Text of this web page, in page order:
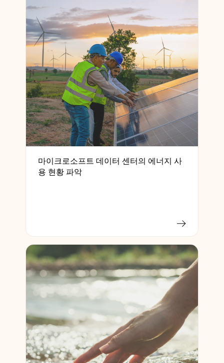
마이크로소프트 데이터 센터의 에너지 사
용 현황 파악